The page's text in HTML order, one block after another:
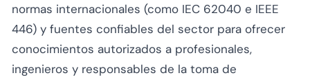
normas internacionales (como IEC 62040 e IEEE
446) y fuentes confiables del sector para ofrecer
conocimientos autorizados a profesionales,
ingenieros y responsables de la toma de